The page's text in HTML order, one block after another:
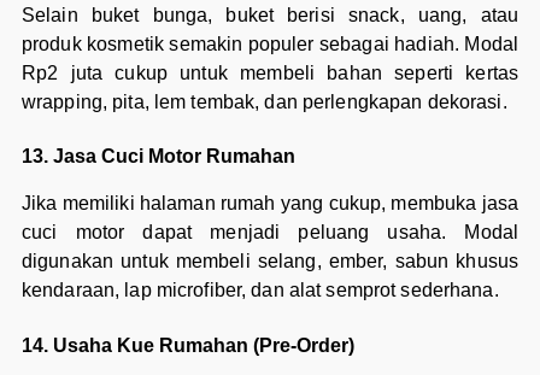
Selain buket bunga, buket berisi snack, uang, atau
produk kosmetik semakin populer sebagai hadiah. Modal
Rp2 juta cukup untuk membeli bahan seperti kertas
wrapping, pita, lem tembak, dan perlengkapan dekorasi.
13. Jasa Cuci Motor Rumahan
Jika memiliki halaman rumah yang cukup, membuka jasa
cuci motor dapat menjadi peluang usaha. Modal
digunakan untuk membeli selang, ember, sabun khusus
kendaraan, lap microfiber, dan alat semprot sederhana.
14. Usaha Kue Rumahan (Pre-Order)